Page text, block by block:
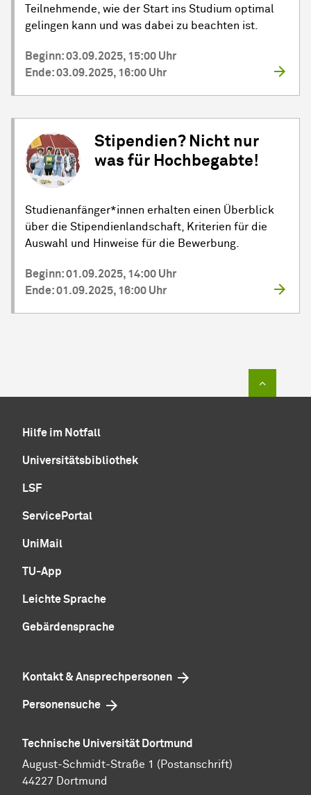
Teilnehmende, wie der Start ins Studium optimal
gelingen kann und was dabei zu beachten ist.
Beginn: 03.09.2025, 15:00 Uhr
Ende: 03.09.2025, 16:00 Uhr
Stipendien? Nicht nur
was für Hochbegabte!
Studienanfänger*innen erhalten einen Überblick
über die Stipendienlandschaft, Kriterien für die
Auswahl und Hinweise für die Bewerbung.
Beginn: 01.09.2025, 14:00 Uhr
Ende: 01.09.2025, 16:00 Uhr
Hilfe im Notfall
Universitätsbibliothek
LSF
ServicePortal
UniMail
TU-App
Leichte Sprache
Gebärdensprache
Kontakt & Ansprechpersonen
Personensuche
Technische Universität Dortmund
August-Schmidt-Straße 1 (Postanschrift)
44227 Dortmund